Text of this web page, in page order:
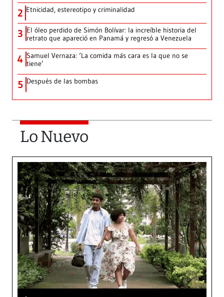
2 Etnicidad, estereotipo y criminalidad
3 El óleo perdido de Simón Bolívar: la increíble historia del
retrato que apareció en Panamá y regresó a Venezuela
4 Samuel Vernaza: ‘La comida más cara es la que no se
tiene’
5 Después de las bombas
Lo Nuevo